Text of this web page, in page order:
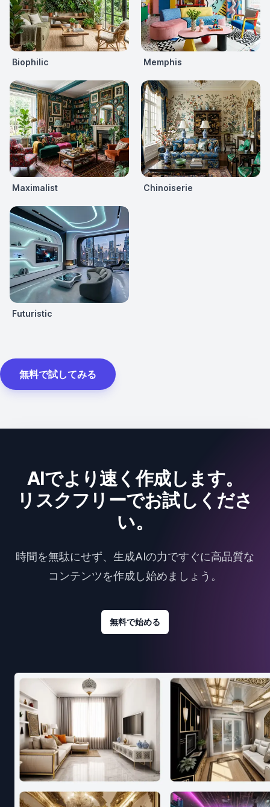
Biophilic Memphis
Maximalist Chinoiserie
Futuristic
無料で試してみる
AIでより速く作成します。
リスクフリーでお試しくださ
い。
時間を無駄にせず、生成AIの力ですぐに高品質な
コンテンツを作成し始めましょう。
無料で始める